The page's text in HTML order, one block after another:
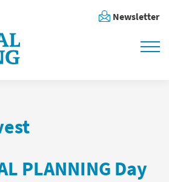
Newsletter
PLANNING Day